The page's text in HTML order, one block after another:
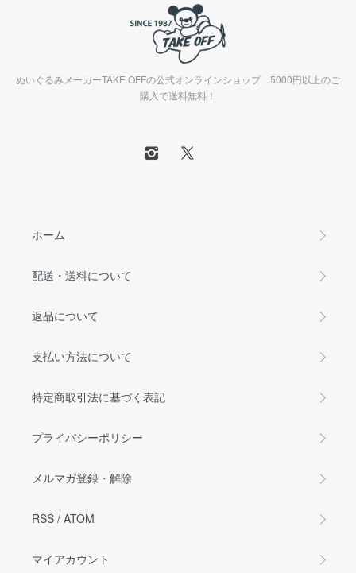
ぬいぐるみメーカーTAKE OFFの公式オンラインショップ 5000円以上のご
購入で送料無料！
ホーム
配送・送料について
返品について
支払い方法について
特定商取引法に基づく表記
プライバシーポリシー
メルマガ登録・解除
RSS / ATOM
マイアカウント